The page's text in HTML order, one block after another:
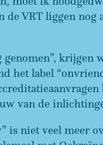
de VRT liggen
genomen”, krijgen
het label
van de
is niet veel meer